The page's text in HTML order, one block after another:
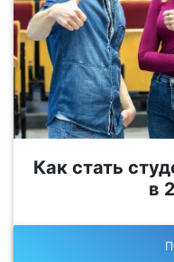
Как стать
в